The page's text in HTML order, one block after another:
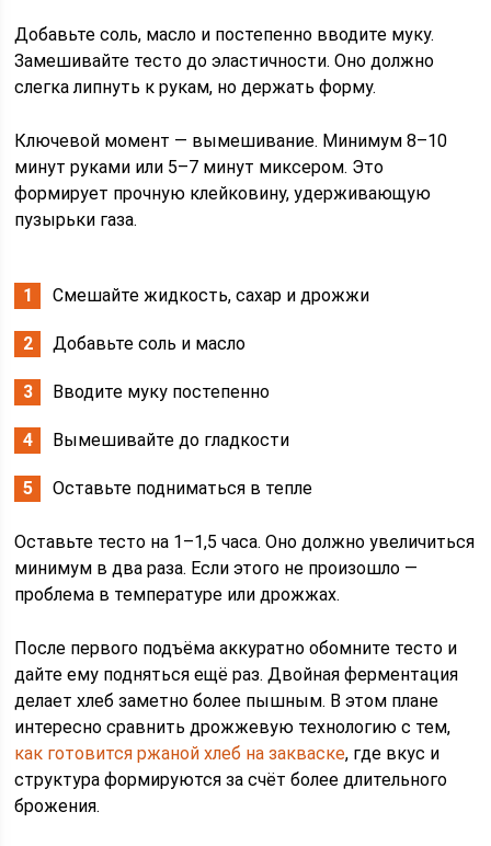
Добавьте соль, масло и постепенно вводите муку.
Замешивайте тесто до эластичности. Оно должно
слегка липнуть к рукам, но держать форму.
Ключевой момент — вымешивание. Минимум 8–10
минут руками или 5–7 минут миксером. Это
формирует прочную клейковину, удерживающую
пузырьки газа.
Смешайте жидкость, сахар и дрожжи
Добавьте соль и масло
Вводите муку постепенно
Вымешивайте до гладкости
Оставьте подниматься в тепле
Оставьте тесто на 1–1,5 часа. Оно должно увеличиться
минимум в два раза. Если этого не произошло —
проблема в температуре или дрожжах.
После первого подъёма аккуратно обомните тесто и
дайте ему подняться ещё раз. Двойная ферментация
делает хлеб заметно более пышным. В этом плане
интересно сравнить дрожжевую технологию с тем,
как готовится ржаной хлеб на закваске, где вкус и
структура формируются за счёт более длительного
брожения.